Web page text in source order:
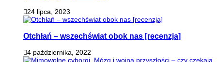
24 lipca, 2023
Otchłań – wszechświat obok nas [recenzja]
4 października, 2022